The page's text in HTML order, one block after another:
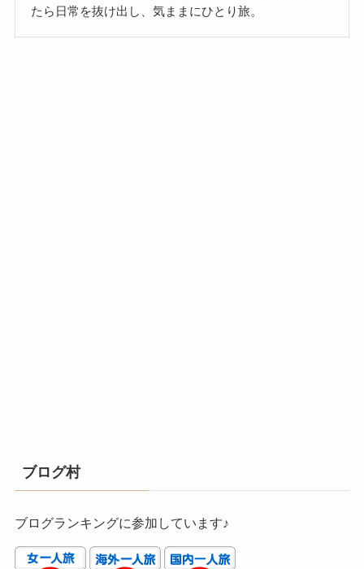
たら日常を抜け出し、気ままにひとり旅。
ブログ村
ブログランキングに参加しています♪